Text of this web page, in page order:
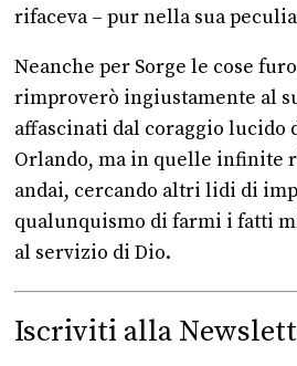
rifaceva – pur nella sua
Neanche per Sorge le cose
rimproverò ingiustamente al
affascinati dal coraggio lucido
Orlando, ma in quelle infinite
andai, cercando altri lidi di
qualunquismo di farmi i fatti
al servizio di Dio.
Iscriviti alla